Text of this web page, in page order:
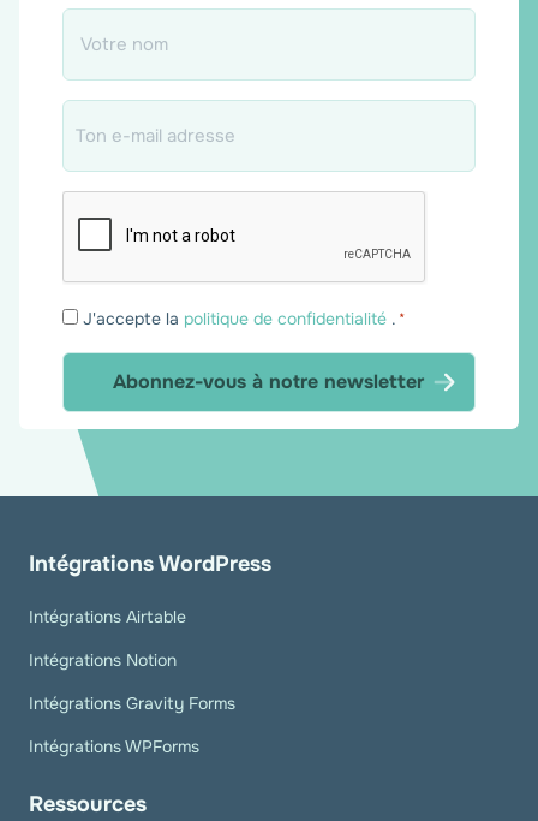
Nom
Email
Consentement
J'accepte la politique de confidentialité . *
Intégrations WordPress
Intégrations Airtable
Intégrations Notion
Intégrations Gravity Forms
Intégrations WPForms
Ressources